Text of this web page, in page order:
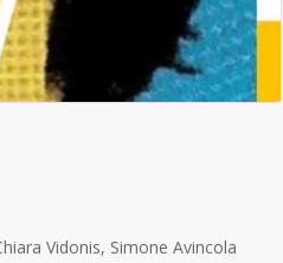
Vidonis, Simone Avincola